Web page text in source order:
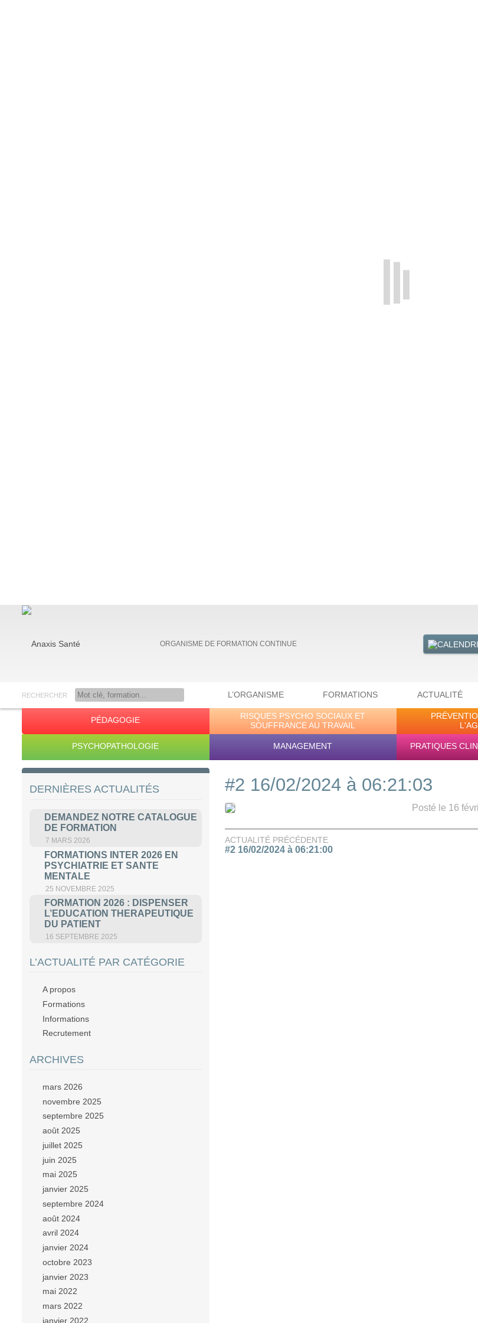
ORGANISME DE FORMATION CONTINUE
RECHERCHER L’ORGANISME FORMATIONS ACTUALITÉ
PÉDAGOGIE
RISQUES PSYCHO SOCIAUX ET
SOUFFRANCE AU TRAVAIL
PSYCHOPATHOLOGIE MANAGEMENT PRATIQUES
#2 16/02/2024 à 06:21:03
Posté le 16
ACTUALITÉ PRÉCÉDENTE
#2 16/02/2024 à 06:21:00
DERNIÈRES ACTUALITÉS
DEMANDEZ NOTRE CATALOGUE
DE FORMATION
7 MARS 2026
FORMATIONS INTER 2026 EN
PSYCHIATRIE ET SANTE
MENTALE
25 NOVEMBRE 2025
FORMATION 2026 : DISPENSER
L’EDUCATION THERAPEUTIQUE
DU PATIENT
16 SEPTEMBRE 2025
L’ACTUALITÉ PAR CATÉGORIE
A propos
Formations
Informations
Recrutement
ARCHIVES
mars 2026
novembre 2025
septembre 2025
août 2025
juillet 2025
juin 2025
mai 2025
janvier 2025
septembre 2024
août 2024
avril 2024
janvier 2024
octobre 2023
janvier 2023
mai 2022
mars 2022
janvier 2022